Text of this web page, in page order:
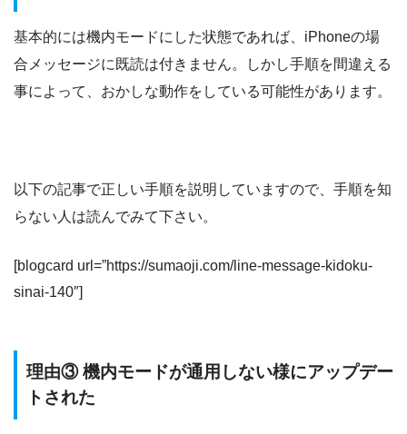
基本的には機内モードにした状態であれば、iPhoneの場
合メッセージに既読は付きません。しかし手順を間違える
事によって、おかしな動作をしている可能性があります。
以下の記事で正しい手順を説明していますので、手順を知
らない人は読んでみて下さい。
[blogcard url=”https://sumaoji.com/line-message-kidoku-
sinai-140″]
理由③ 機内モードが通用しない様にアップデー
トされた